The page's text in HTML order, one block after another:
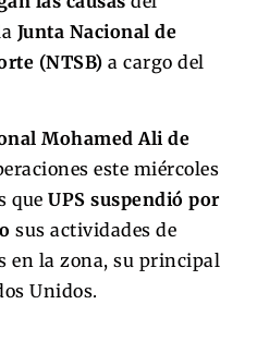
Junta Nacional de
(NTSB) a cargo del
Mohamed Ali de
este miércoles
que UPS suspendió por
sus actividades de
en la zona, su principal
Unidos.